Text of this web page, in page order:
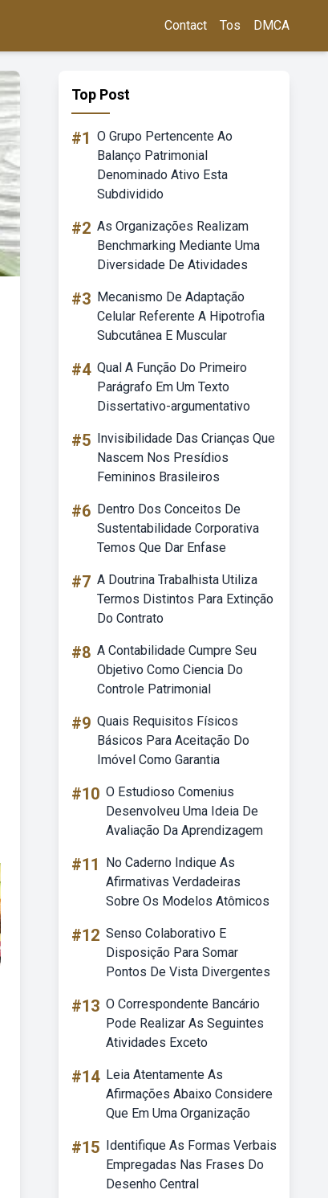
Contact Tos DMCA
Top Post
#1 O Grupo Pertencente Ao
Balanço Patrimonial
Denominado Ativo Esta
Subdividido
#2 As Organizações Realizam
Benchmarking Mediante Uma
Diversidade De Atividades
#3 Mecanismo De Adaptação
Celular Referente A Hipotrofia
Subcutânea E Muscular
#4 Qual A Função Do Primeiro
Parágrafo Em Um Texto
Dissertativo-argumentativo
#5 Invisibilidade Das Crianças Que
Nascem Nos Presídios
Femininos Brasileiros
#6 Dentro Dos Conceitos De
Sustentabilidade Corporativa
Temos Que Dar Enfase
#7 A Doutrina Trabalhista Utiliza
Termos Distintos Para Extinção
Do Contrato
#8 A Contabilidade Cumpre Seu
Objetivo Como Ciencia Do
Controle Patrimonial
#9 Quais Requisitos Físicos
Básicos Para Aceitação Do
Imóvel Como Garantia
#10 O Estudioso Comenius
Desenvolveu Uma Ideia De
Avaliação Da Aprendizagem
#11
No Caderno Indique As
Afirmativas Verdadeiras
Sobre Os Modelos Atômicos
#12 Senso Colaborativo E
Disposição Para Somar
Pontos De Vista Divergentes
#13 O Correspondente Bancário
Pode Realizar As Seguintes
Atividades Exceto
#14 Leia Atentamente As
Afirmações Abaixo Considere
Que Em Uma Organização
#15 Identifique As Formas Verbais
Empregadas Nas Frases Do
Desenho Central